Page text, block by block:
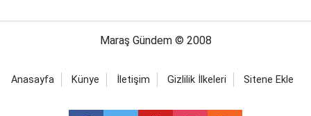
Maraş Gündem © 2008
Anasayfa Künye İletişim Gizlilik İlkeleri Sitene Ekle